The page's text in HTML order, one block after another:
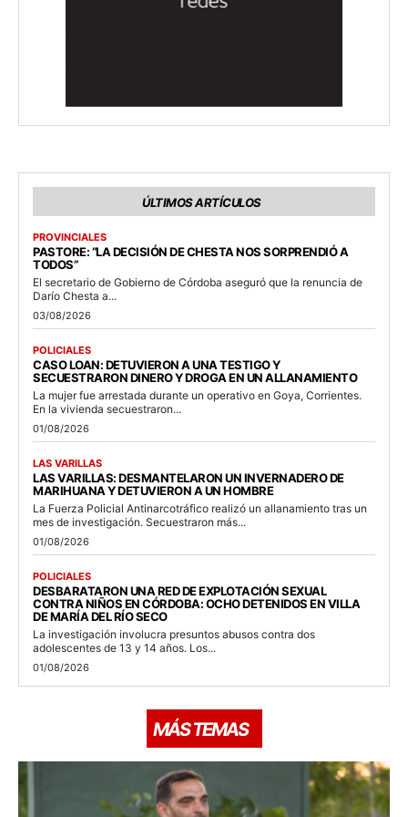
ÚLTIMOS ARTÍCULOS
PROVINCIALES
PASTORE: “LA DECISIÓN DE CHESTA NOS SORPRENDIÓ A
TODOS”
El secretario de Gobierno de Córdoba aseguró que la renuncia de
Darío Chesta a...
03/08/2026
POLICIALES
CASO LOAN: DETUVIERON A UNA TESTIGO Y
SECUESTRARON DINERO Y DROGA EN UN ALLANAMIENTO
La mujer fue arrestada durante un operativo en Goya, Corrientes.
En la vivienda secuestraron...
01/08/2026
LAS VARILLAS
LAS VARILLAS: DESMANTELARON UN INVERNADERO DE
MARIHUANA Y DETUVIERON A UN HOMBRE
La Fuerza Policial Antinarcotráfico realizó un allanamiento tras un
mes de investigación. Secuestraron más...
01/08/2026
POLICIALES
DESBARATARON UNA RED DE EXPLOTACIÓN SEXUAL
CONTRA NIÑOS EN CÓRDOBA: OCHO DETENIDOS EN VILLA
DE MARÍA DEL RÍO SECO
La investigación involucra presuntos abusos contra dos
adolescentes de 13 y 14 años. Los...
01/08/2026
MÁS TEMAS